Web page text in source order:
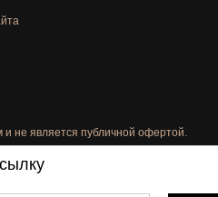
не является публичной офертой.